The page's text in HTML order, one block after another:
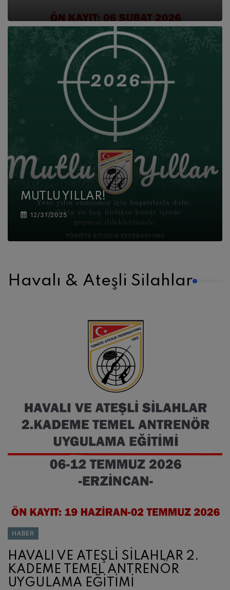
MUTLU YILLAR!
12/31/2025
Havalı & Ateşli Silahlar
HABER
HAVALI VE ATEŞLİ SİLAHLAR 2.
KADEME TEMEL ANTRENÖR
UYGULAMA EĞİTİMİ